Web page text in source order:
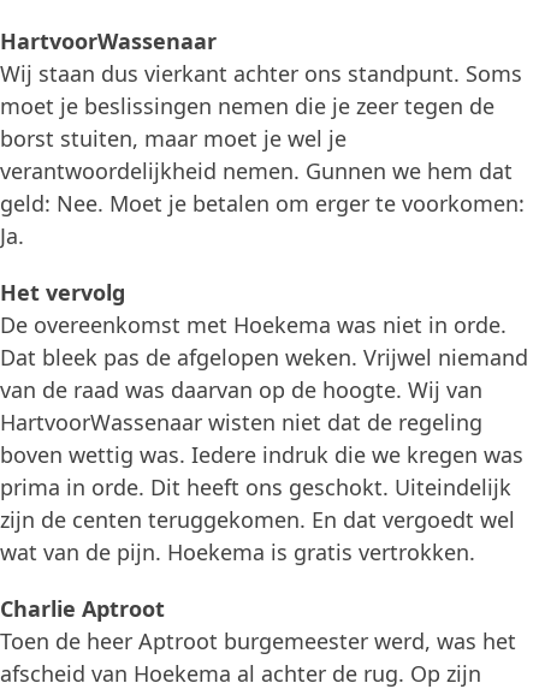
HartvoorWassenaar
Wij staan dus vierkant achter ons standpunt. Soms
moet je beslissingen nemen die je zeer tegen de
borst stuiten, maar moet je wel je
verantwoordelijkheid nemen. Gunnen we hem dat
geld: Nee. Moet je betalen om erger te voorkomen:
Ja.
Het vervolg
De overeenkomst met Hoekema was niet in orde.
Dat bleek pas de afgelopen weken. Vrijwel niemand
van de raad was daarvan op de hoogte. Wij van
HartvoorWassenaar wisten niet dat de regeling
boven wettig was. Iedere indruk die we kregen was
prima in orde. Dit heeft ons geschokt. Uiteindelijk
zijn de centen teruggekomen. En dat vergoedt wel
wat van de pijn. Hoekema is gratis vertrokken.
Charlie Aptroot
Toen de heer Aptroot burgemeester werd, was het
afscheid van Hoekema al achter de rug. Op zijn